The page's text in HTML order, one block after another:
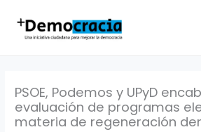
contenido
PSOE, Podemos y UPyD
evaluación de programas
materia de regeneración